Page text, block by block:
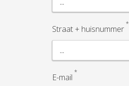
Straat + huisnummer *
E-mail *